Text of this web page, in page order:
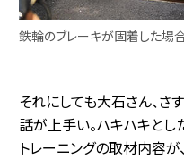
鉄輪のブレーキが固着した場
それにしても大石さん、さ
話が上手い。ハキハキと
トレーニングの取材内容が